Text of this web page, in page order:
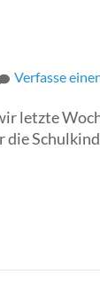
Verfasse
letzte